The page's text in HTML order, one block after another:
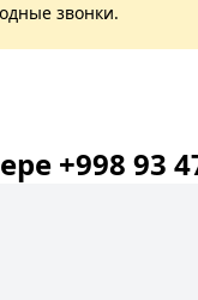
звонки.
+998 93